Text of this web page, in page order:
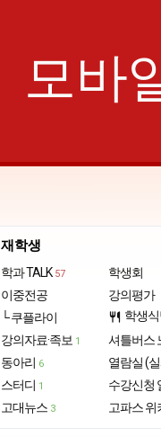
모바
재학생
학과 TALK 57
이중전공
└ 쿠플라이
강의자료·족보 1
동아리 6
스터디 1
고대뉴스 3
학생회
강의평가
restaurant 학생
셔틀버스
열람실 (
수강신청
고파스 위